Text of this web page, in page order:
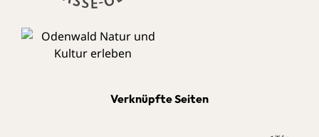
Verknüpfte Seiten